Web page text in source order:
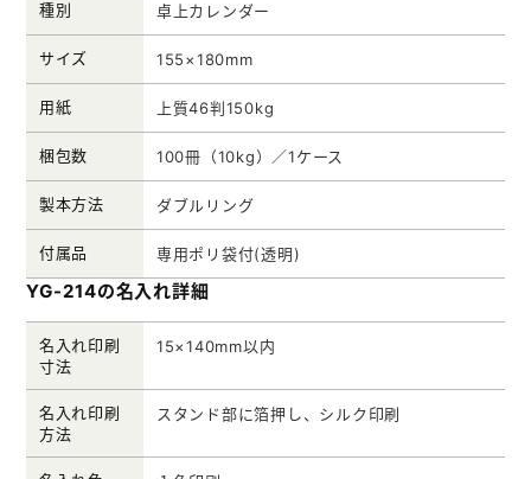
種別 卓上カレンダー
サイズ 155×180mm
用紙 上質46判150kg
梱包数 100冊（10kg）／1ケース
製本方法 ダブルリング
付属品 専用ポリ袋付(透明)
YG-214の名入れ詳細
名入れ印刷
寸法
15×140mm以内
名入れ印刷
方法
スタンド部に箔押し、シルク印刷